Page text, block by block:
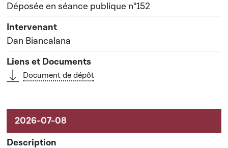
Déposée en séance publique n°152
Dan Biancalana
Document de dépôt